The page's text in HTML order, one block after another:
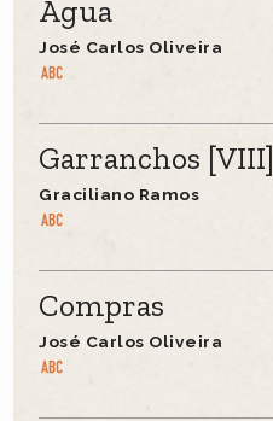
Água
José Carlos Oliveira
Garranchos [VIII]
Graciliano Ramos
Compras
José Carlos Oliveira